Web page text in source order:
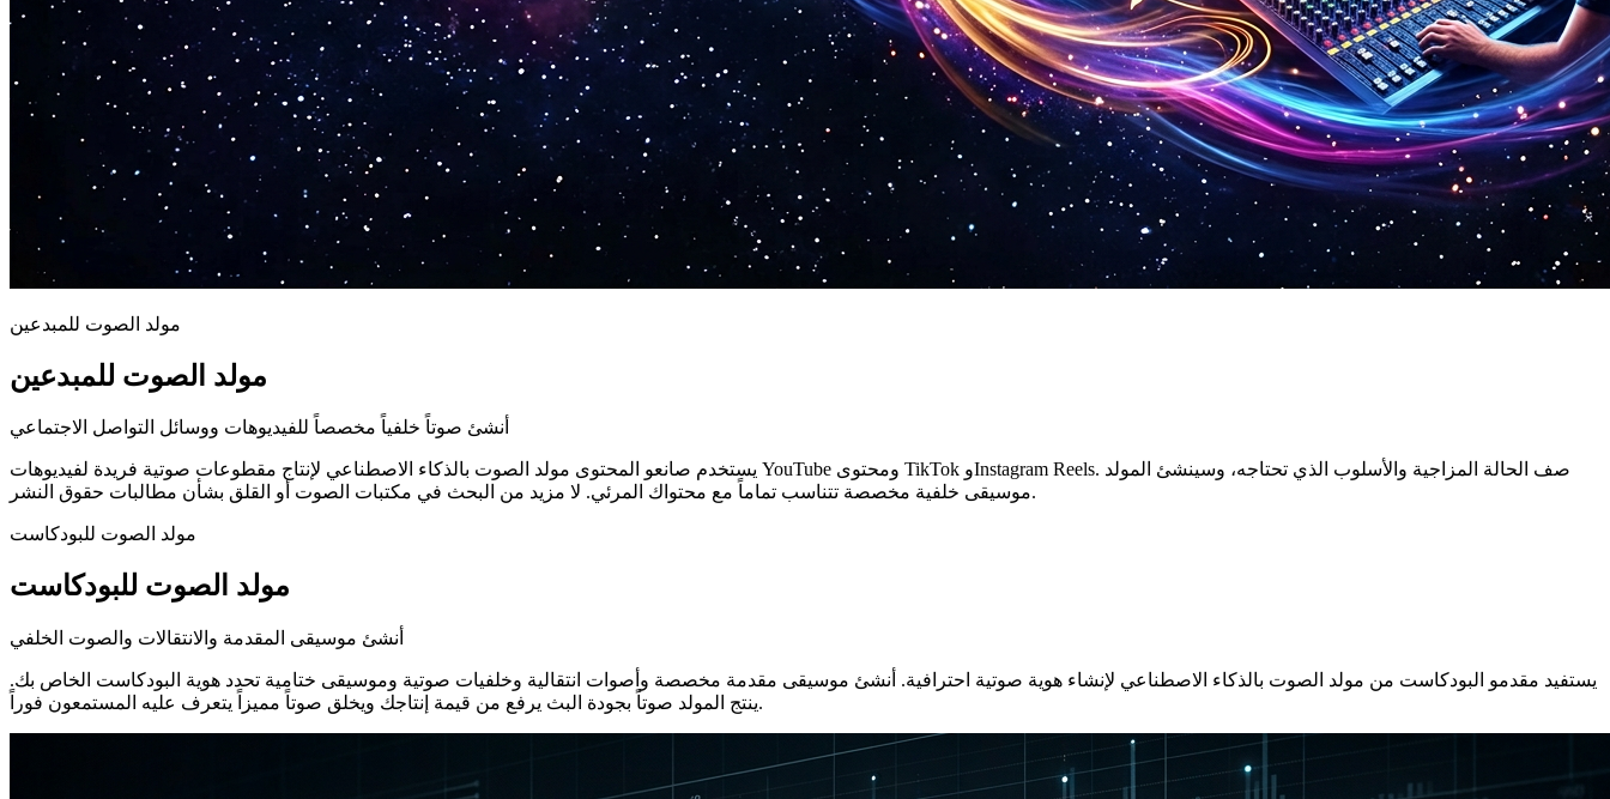
مولد الصوت للمبدعين
مولد الصوت للمبدعين
أنشئ صوتاً خلفياً مخصصاً للفيديوهات ووسائل التواصل الاجتماعي
يستخدم صانعو المحتوى مولد الصوت بالذكاء الاصطناعي لإنتاج مقطوعات صوتية فريدة لفيديوهات YouTube ومحتوى TikTok وInstagram Reels. صف الحالة المزاجية والأسلوب الذي تحتاجه، وسينشئ المولد
موسيقى خلفية مخصصة تتناسب تماماً مع محتواك المرئي. لا مزيد من البحث في مكتبات الصوت أو القلق بشأن مطالبات حقوق النشر.
مولد الصوت للبودكاست
مولد الصوت للبودكاست
أنشئ موسيقى المقدمة والانتقالات والصوت الخلفي
يستفيد مقدمو البودكاست من مولد الصوت بالذكاء الاصطناعي لإنشاء هوية صوتية احترافية. أنشئ موسيقى مقدمة مخصصة وأصوات انتقالية وخلفيات صوتية وموسيقى ختامية تحدد هوية البودكاست الخاص بك.
ينتج المولد صوتاً بجودة البث يرفع من قيمة إنتاجك ويخلق صوتاً مميزاً يتعرف عليه المستمعون فوراً.